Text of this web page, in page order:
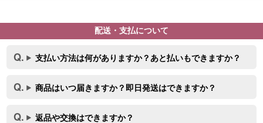
配送・支払について
支払い方法は何がありますか？あと払いもできますか？
商品はいつ届きますか？即日発送はできますか？
返品や交換はできますか？